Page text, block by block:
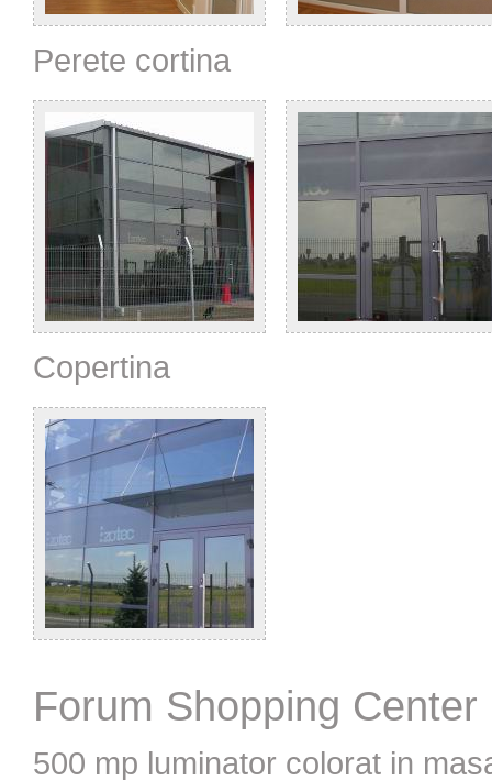
Perete cortina
Copertina
Forum Shopping
500 mp luminator colorat in